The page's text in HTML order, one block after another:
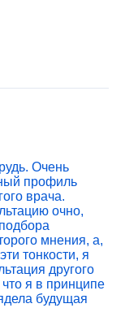
Очень
профиль
врача.
очно,
мнения, а,
тонкости, я
другого
я в принципе
будущая